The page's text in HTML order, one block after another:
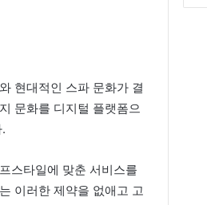
현대적인 스파 문화가 결
문화를 디지털 플랫폼으
스타일에 맞춘 서비스를
이러한 제약을 없애고 고